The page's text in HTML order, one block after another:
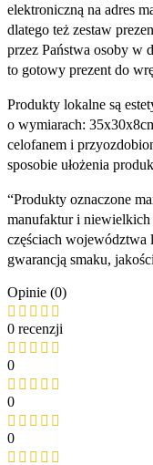
elektroniczną na adres
dlatego też zestaw
przez Państwa osoby w
to gotowy prezent do
Produkty lokalne są
o wymiarach:
celofanem i
sposobie ułożenia
“Produkty oznaczone
manufaktur i
częściach województwa
gwarancją smaku,
Opinie (0)
0 recenzji
0
0
0